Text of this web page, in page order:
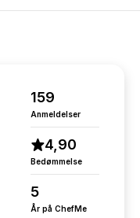
159
Anmeldelser
4,90
Bedømmelse
5
År på ChefMe